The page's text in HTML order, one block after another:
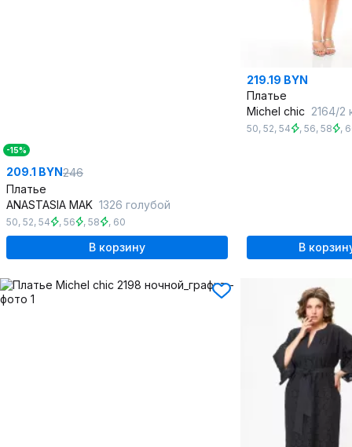
-15%
209.1 BYN246
Платье
ANASTASIA MAK 1326 голубой
50, 52, 54 , 56 , 58 , 60
В корзину
219.19 BYN
Платье
Michel chic 2164/2
50, 52, 54 , 56, 58 ,
В